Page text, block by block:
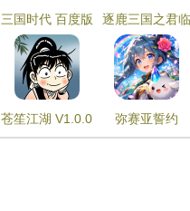
三国时代 百度版
V
逐鹿三国之君临
天下 百度版 V
苍笙江湖 V1.0.0
弥赛亚誓约
V1.0.2